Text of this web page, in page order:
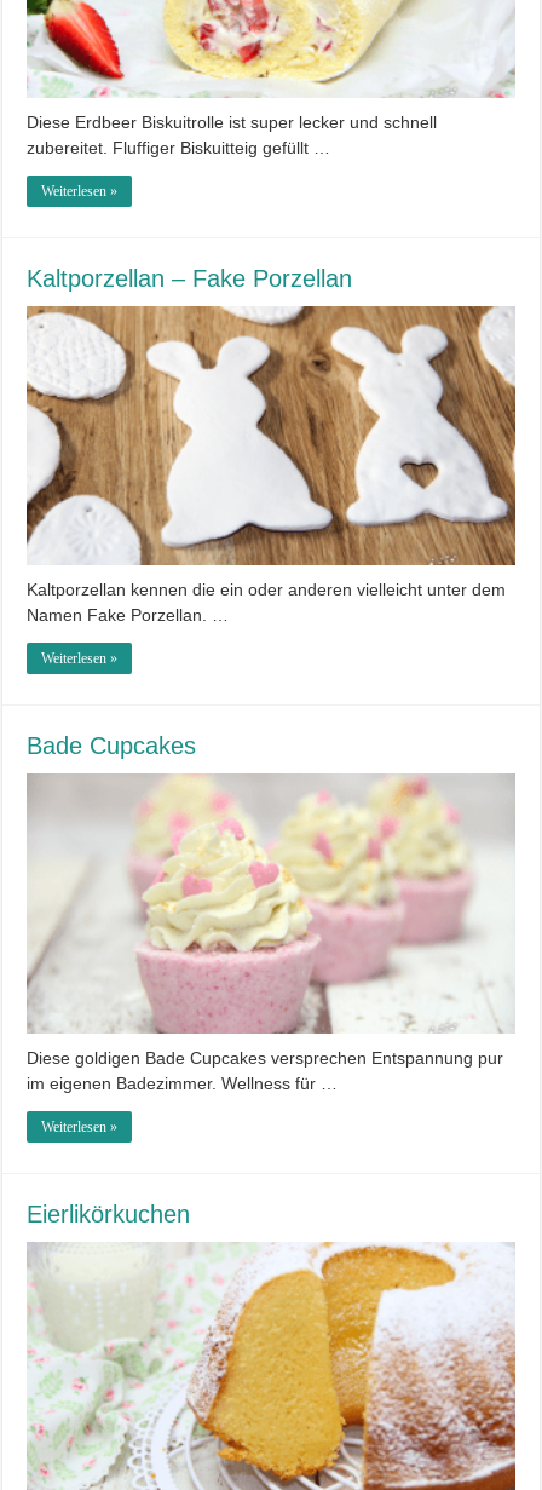
Diese Erdbeer Biskuitrolle ist super lecker und schnell
zubereitet. Fluffiger Biskuitteig gefüllt …
Weiterlesen »
Kaltporzellan – Fake Porzellan
Kaltporzellan kennen die ein oder anderen vielleicht unter dem
Namen Fake Porzellan. …
Weiterlesen »
Bade Cupcakes
Diese goldigen Bade Cupcakes versprechen Entspannung pur
im eigenen Badezimmer. Wellness für …
Weiterlesen »
Eierlikörkuchen